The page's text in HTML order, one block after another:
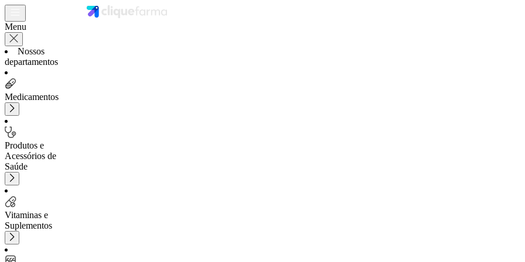
Menu
Nossos
departamentos
Medicamentos
Produtos e
Acessórios de
Saúde
Vitaminas e
Suplementos